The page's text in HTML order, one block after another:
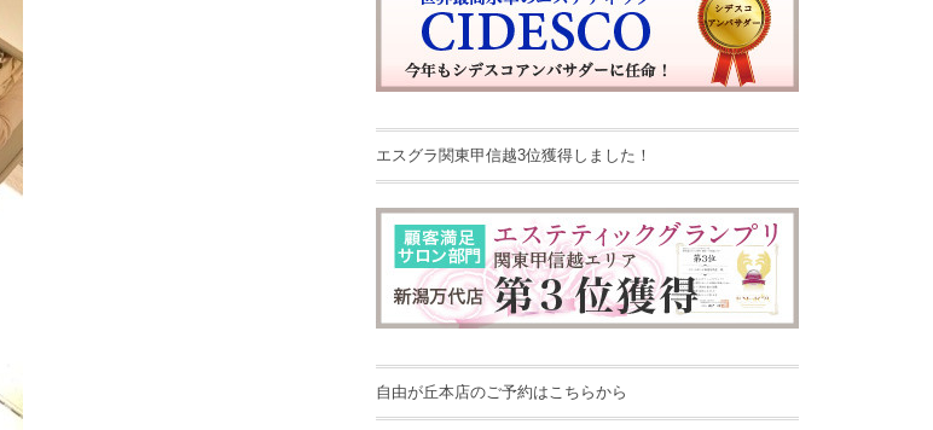
エスグラ関東甲信越3位獲得しました！
自由が丘本店のご予約はこちらから